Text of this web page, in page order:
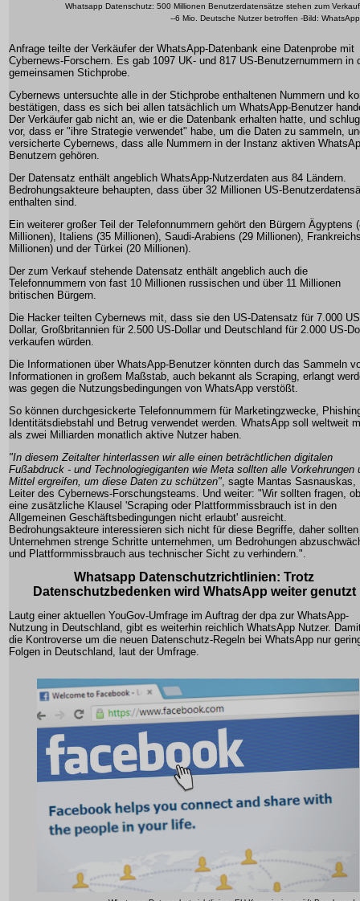
Whatsapp Datenschutz: 500 Millionen Benutzerdatensätze stehen zum Verkauf
--6 Mio. Deutsche Nutzer betroffen -Bild: WhatsApp
Anfrage teilte der Verkäufer der WhatsApp-Datenbank eine Datenprobe mit
Cybernews-Forschern. Es gab 1097 UK- und 817 US-Benutzernummern in
gemeinsamen Stichprobe.
Cybernews untersuchte alle in der Stichprobe enthaltenen Nummern und
bestätigen, dass es sich bei allen tatsächlich um WhatsApp-Benutzer
Der Verkäufer gab nicht an, wie er die Datenbank erhalten hatte, und schlug
vor, dass er "ihre Strategie verwendet" habe, um die Daten zu sammeln,
versicherte Cybernews, dass alle Nummern in der Instanz aktiven
Benutzern gehören.
Der Datensatz enthält angeblich WhatsApp-Nutzerdaten aus 84 Ländern.
Bedrohungsakteure behaupten, dass über 32 Millionen US-
enthalten sind.
Ein weiterer großer Teil der Telefonnummern gehört den Bürgern Ägyptens
Millionen), Italiens (35 Millionen), Saudi-Arabiens (29 Millionen),
Millionen) und der Türkei (20 Millionen).
Der zum Verkauf stehende Datensatz enthält angeblich auch die
Telefonnummern von fast 10 Millionen russischen und über 11 Millionen
britischen Bürgern.
Die Hacker teilten Cybernews mit, dass sie den US-Datensatz für 7.000
Dollar, Großbritannien für 2.500 US-Dollar und Deutschland für 2.000 US-
verkaufen würden.
Die Informationen über WhatsApp-Benutzer könnten durch das Sammeln
Informationen in großem Maßstab, auch bekannt als Scraping, erlangt
was gegen die Nutzungsbedingungen von WhatsApp verstößt.
So können durchgesickerte Telefonnummern für Marketingzwecke,
Identitätsdiebstahl und Betrug verwendet werden. WhatsApp soll weltweit
als zwei Milliarden monatlich aktive Nutzer haben.
"In diesem Zeitalter hinterlassen wir alle einen beträchtlichen digitalen
Fußabdruck - und Technologiegiganten wie Meta sollten alle Vorkehrungen
Mittel ergreifen, um diese Daten zu schützen" , sagte Mantas Sasnauskas,
Leiter des Cybernews-Forschungsteams. Und weiter: "Wir sollten fragen, ob
eine zusätzliche Klausel 'Scraping oder Plattformmissbrauch ist in den
Allgemeinen Geschäftsbedingungen nicht erlaubt' ausreicht.
Bedrohungsakteure interessieren sich nicht für diese Begriffe, daher sollten
Unternehmen strenge Schritte unternehmen, um Bedrohungen
und Plattformmissbrauch aus technischer Sicht zu verhindern.".
Whatsapp Datenschutzrichtlinien: Trotz
Datenschutzbedenken wird WhatsApp weiter genutzt
Lautg einer aktuellen YouGov-Umfrage im Auftrag der dpa zur WhatsApp-
Nutzung in Deutschland, gibt es weiterhin reichlich WhatsApp Nutzer.
die Kontroverse um die neuen Datenschutz-Regeln bei WhatsApp nur
Folgen in Deutschland, laut der Umfrage.